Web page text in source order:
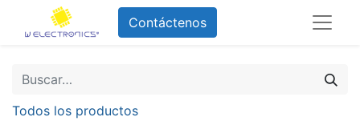
Contáctenos
Todos los productos